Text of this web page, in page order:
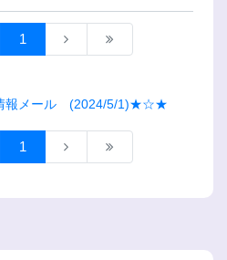
1
報メール (2024/5/1)★☆★
1